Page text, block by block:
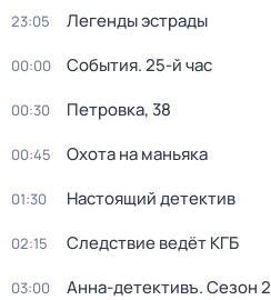
23:05 Легенды эстрады
00:00 События. 25-й час
00:30 Петровка, 38
00:45 Охота на маньяка
01:30 Настоящий детектив
02:15 Следствие ведёт КГБ
03:00 Анна-детективъ. Сезон 2